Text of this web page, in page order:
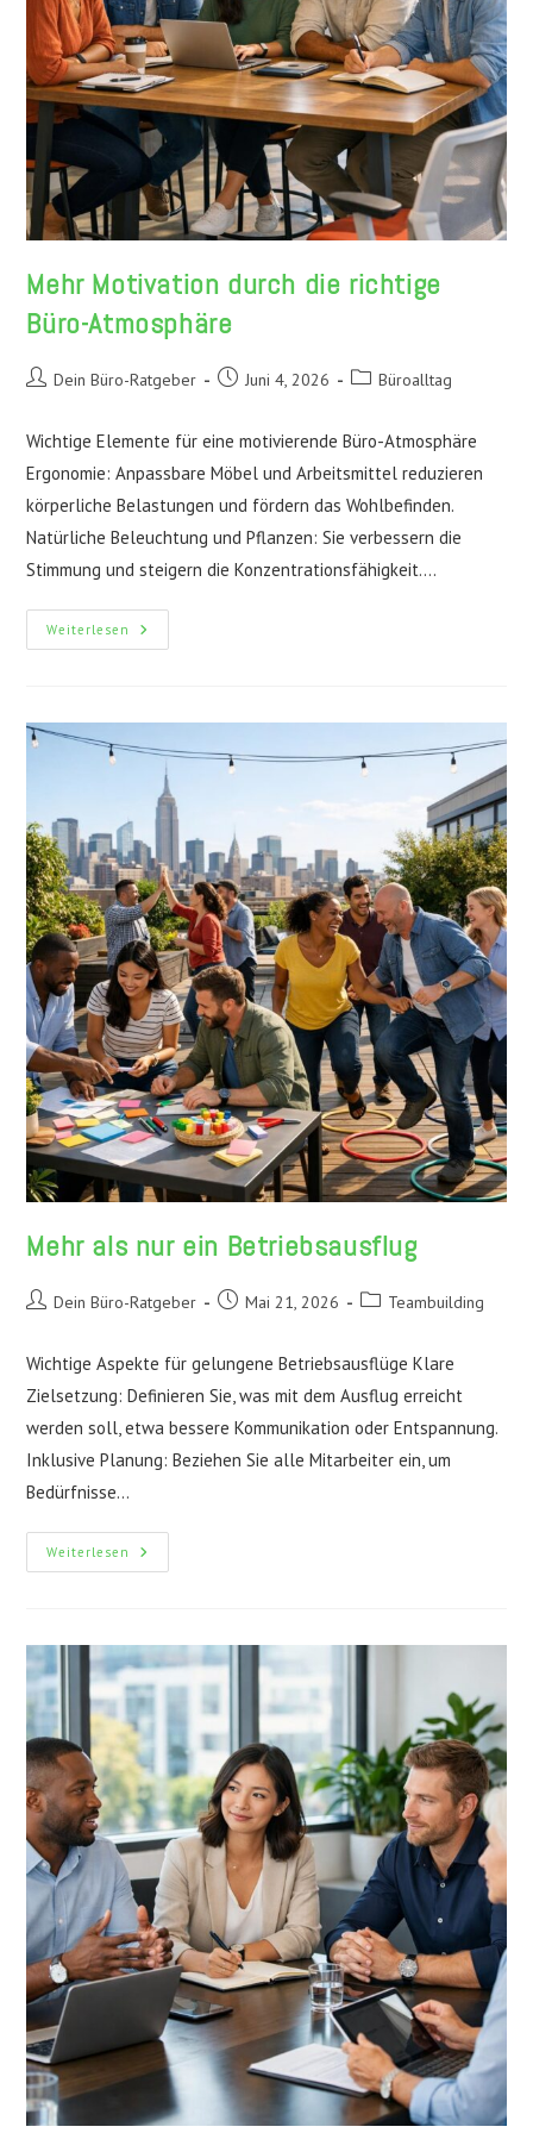
Mehr Motivation durch die richtige
Büro-Atmosphäre
Beitrags-Dein Büro-Ratgeber
BeitragJuni 4, 2026
Beitrags-
Büroalltag
Wichtige Elemente für eine motivierende Büro-Atmosphäre
Ergonomie: Anpassbare Möbel und Arbeitsmittel reduzieren
körperliche Belastungen und fördern das Wohlbefinden.
Natürliche Beleuchtung und Pflanzen: Sie verbessern die
Stimmung und steigern die Konzentrationsfähigkeit.…
Weiterlesen Mehr
Motivation
Atmosphäre
Mehr als nur ein Betriebsausflug
Beitrags-Dein Büro-Ratgeber
BeitragMai 21, 2026
Beitrags-
Teambuilding
Wichtige Aspekte für gelungene Betriebsausflüge Klare
Zielsetzung: Definieren Sie, was mit dem Ausflug erreicht
werden soll, etwa bessere Kommunikation oder Entspannung.
Inklusive Planung: Beziehen Sie alle Mitarbeiter ein, um
Bedürfnisse…
Weiterlesen Mehr
Als